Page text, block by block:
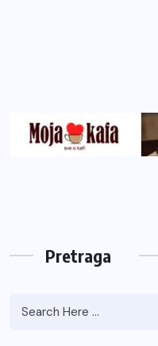
Pretraga